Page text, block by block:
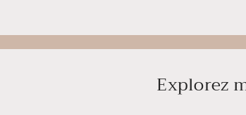
Explorez